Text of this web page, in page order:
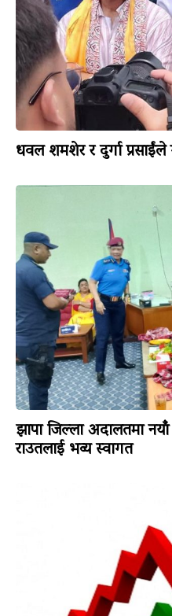
धवल शमशेर र दुर्गा प्रसाईंले
झापा जिल्ला अदालतमा
राउतलाई भव्य स्वागत